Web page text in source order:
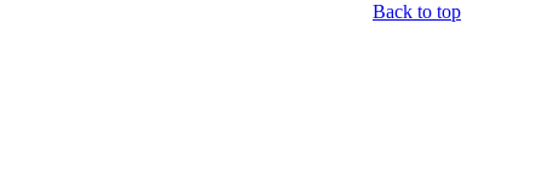
Back to top